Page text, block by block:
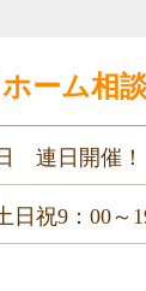
ム相談
連日開催！
祝9：00～